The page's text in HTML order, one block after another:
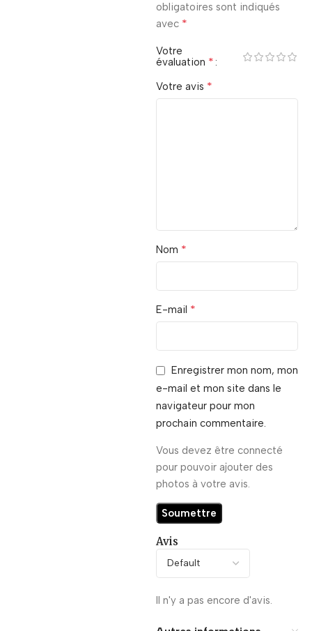
Avis
Il n'y a pas encore d'avis.
obligatoires sont indiqués
avec *
Votre
évaluation *
Votre avis *
Nom *
E-mail *
Enregistrer mon nom, mon
e-mail et mon site dans le
navigateur pour mon
prochain commentaire.
Vous devez être connecté
pour pouvoir ajouter des
photos à votre avis.